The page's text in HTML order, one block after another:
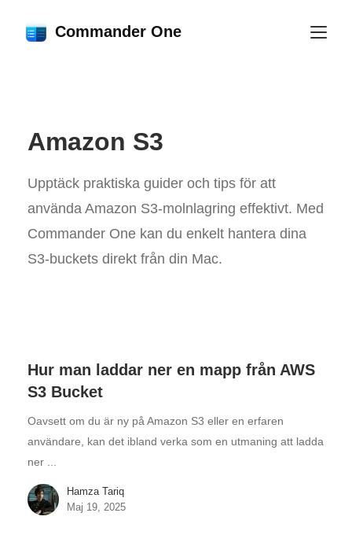
Commander One
Amazon S3
Upptäck praktiska guider och tips för att
använda Amazon S3-molnlagring effektivt. Med
Commander One kan du enkelt hantera dina
S3-buckets direkt från din Mac.
Hur man laddar ner en mapp från AWS
S3 Bucket
Oavsett om du är ny på Amazon S3 eller en erfaren
användare, kan det ibland verka som en utmaning att ladda
ner ...
Hamza Tariq
Maj 19, 2025